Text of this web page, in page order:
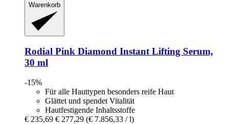
Warenkorb
Rodial Pink Diamond Instant Lifting Serum,
30 ml
-15%
Für alle Hauttypen besonders reife Haut
Glättet und spendet Vitalität
Hautfestigende Inhaltsstoffe
€ 235,69 € 277,29 (€ 7.856,33 / l)